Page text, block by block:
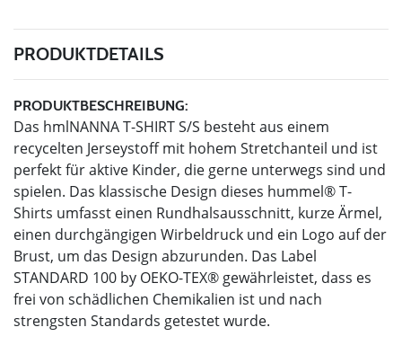
PRODUKTDETAILS
PRODUKTBESCHREIBUNG:
Das hmlNANNA T-SHIRT S/S besteht aus einem
recycelten Jerseystoff mit hohem Stretchanteil und ist
perfekt für aktive Kinder, die gerne unterwegs sind und
spielen. Das klassische Design dieses hummel® T-
Shirts umfasst einen Rundhalsausschnitt, kurze Ärmel,
einen durchgängigen Wirbeldruck und ein Logo auf der
Brust, um das Design abzurunden. Das Label
STANDARD 100 by OEKO-TEX® gewährleistet, dass es
frei von schädlichen Chemikalien ist und nach
strengsten Standards getestet wurde.